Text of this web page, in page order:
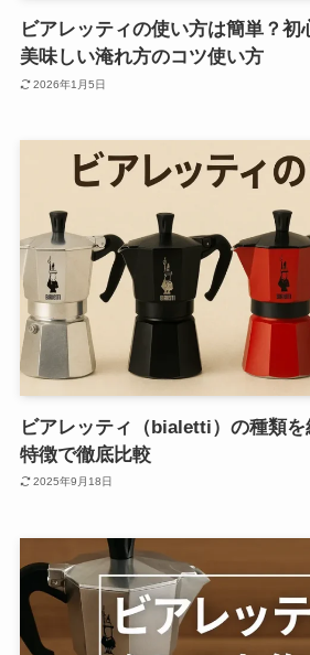
ビアレッティの使い方は簡単？初
美味しい淹れ方のコツ使い方
2026年1月5日
ビアレッティ（bialetti）の種類
特徴で徹底比較
2025年9月18日